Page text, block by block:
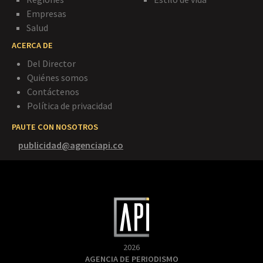
Empresas
Salud
ACERCA DE
Del Director
Quiénes somos
Contáctenos
Política de privacidad
PAUTE CON NOSOTROS
publicidad@agenciapi.co
2026
AGENCIA DE PERIODISMO